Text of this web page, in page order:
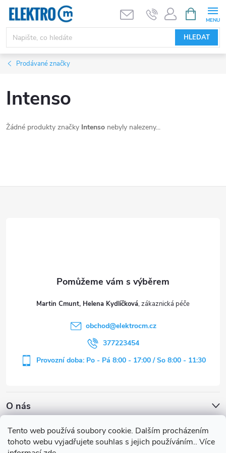
Tento web používá soubory cookie. Dalším procházením
tohoto webu vyjadřujete souhlas s jejich používáním.. Více
Přejít
obsah
HLEDAT
NÁKUPNÍ
KOŠÍK
Prodávané značky
Intenso
Žádné produkty značky Intenso nebyly nalezeny...
O nás
Martin Cmunt, Helena Kydlíčková
obchod@elektrocm.cz
377223454
Provozní doba: Po - Pá 8:00 - 17:00 / So 8:00 - 11:30